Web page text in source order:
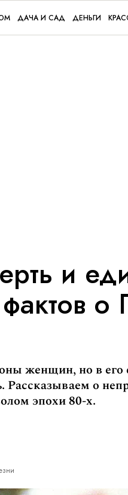
ДАЧА И САД ДЕНЬГИ
и
о
женщин, но в его
Рассказываем о
эпохи 80-х.